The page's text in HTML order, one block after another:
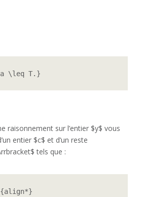
a \leq T.}
raisonnement sur l’entier $y$ vous
entier $c$ et d’un reste
tels que :